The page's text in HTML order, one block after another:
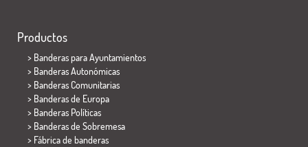
Productos
> Banderas para Ayuntamientos
> Banderas Autonómicas
> Banderas Comunitarias
> Banderas de Europa
> Banderas Políticas
> Banderas de Sobremesa
> Fábrica de banderas